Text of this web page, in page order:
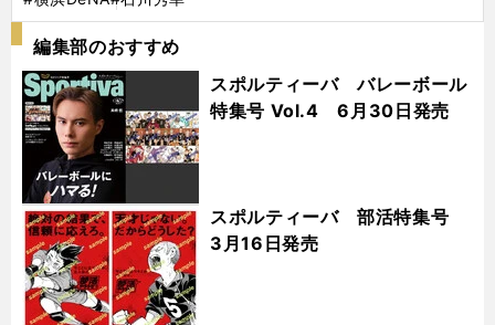
編集部のおすすめ
スポルティーバ バレーボール
特集号 Vol.4 6月30日発売
スポルティーバ 部活特集号
3月16日発売